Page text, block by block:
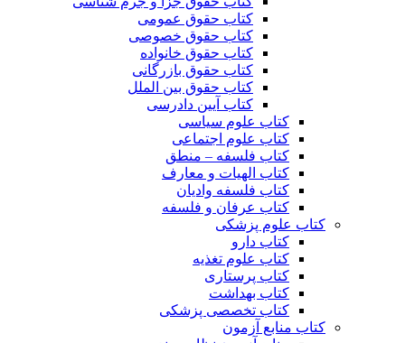
کتاب حقوق عمومی
کتاب حقوق خصوصی
کتاب حقوق خانواده
کتاب حقوق بازرگانی
کتاب حقوق بین الملل
کتاب آیین دادرسی
کتاب علوم سیاسی
کتاب علوم اجتماعی
کتاب فلسفه – منطق
کتاب الهیات و معارف
کتاب فلسفه وادیان
کتاب عرفان و فلسفه
کتاب علوم پزشکی
کتاب دارو
کتاب علوم تغذیه
کتاب پرستاری
کتاب بهداشت
کتاب تخصصی پزشکی
کتاب منابع آزمون